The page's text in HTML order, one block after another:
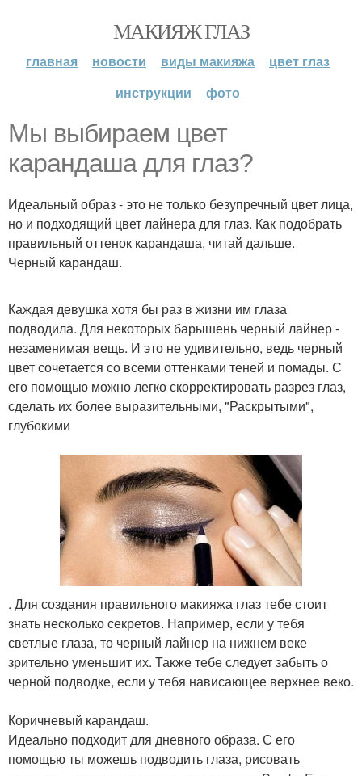
МАКИЯЖ ГЛАЗ
главная новости виды макияжа
цвет глаз
инструкции
фото
Мы выбираем цвет
карандаша для глаз?
Идеальный образ - это не только безупречный цвет лица,
но и подходящий цвет лайнера для глаз. Как подобрать
правильный оттенок карандаша, читай дальше.
Черный карандаш.
Каждая девушка хотя бы раз в жизни им глаза
подводила. Для некоторых барышень черный лайнер -
незаменимая вещь. И это не удивительно, ведь черный
цвет сочетается со всеми оттенками теней и помады. С
его помощью можно легко скорректировать разрез глаз,
сделать их более выразительными, "Раскрытыми",
глубокими
. Для создания правильного макияжа глаз тебе стоит
знать несколько секретов. Например, если у тебя
светлые глаза, то черный лайнер на нижнем веке
зрительно уменьшит их. Также тебе следует забыть о
черной подводке, если у тебя нависающее верхнее веко.
Коричневый карандаш.
Идеально подходит для дневного образа. С его
помощью ты можешь подводить глаза, рисовать